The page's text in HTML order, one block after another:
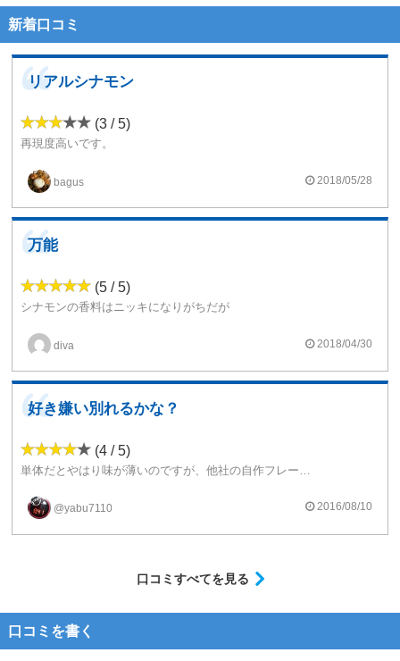
新着口コミ
リアルシナモン
(3 / 5)
再現度高いです。
コーヒーリキッドに数滴たしたり、アップル系に足しても美味しくなります。
単体ではなぜかあまり美味しくない。
添加して本領発揮するフレーバーです
bagus 2018/05/28
万能
(5 / 5)
シナモンの香料はニッキになりがちだが
上品で香りが良く非常に美味しい
生臭いフレーバーに入れると臭み消しになり万能
diva 2018/04/30
好き嫌い別れるかな？
(4 / 5)
@yabu7110 2016/08/10
口コミすべてを見る
口コミを書く